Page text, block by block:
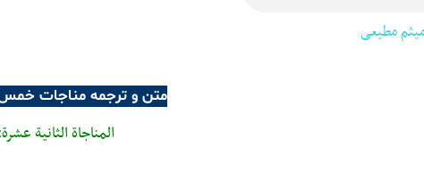
مطیعی
متن و ترجمه مناجات
المناجاة الثانية